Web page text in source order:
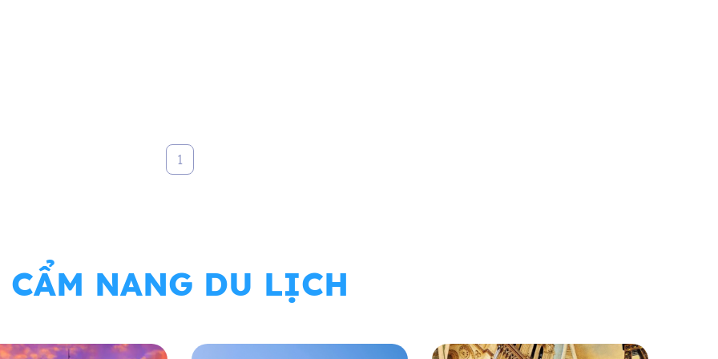
1
CẨM NANG DU LỊCH